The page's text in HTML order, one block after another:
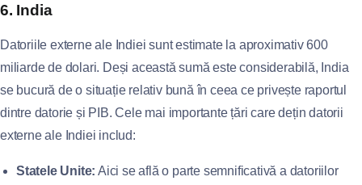
6. India
Datoriile externe ale Indiei sunt estimate la aproximativ 600
miliarde de dolari. Deși această sumă este considerabilă, India
se bucură de o situație relativ bună în ceea ce privește raportul
dintre datorie și PIB. Cele mai importante țări care dețin datorii
externe ale Indiei includ:
Statele Unite: Aici se află o parte semnificativă a datoriilor